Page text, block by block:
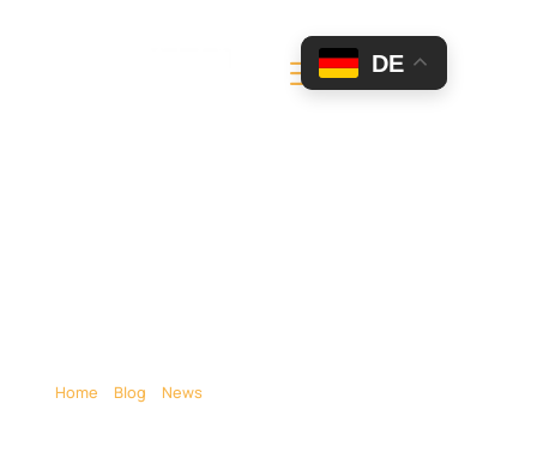
Home Blog News»
DE